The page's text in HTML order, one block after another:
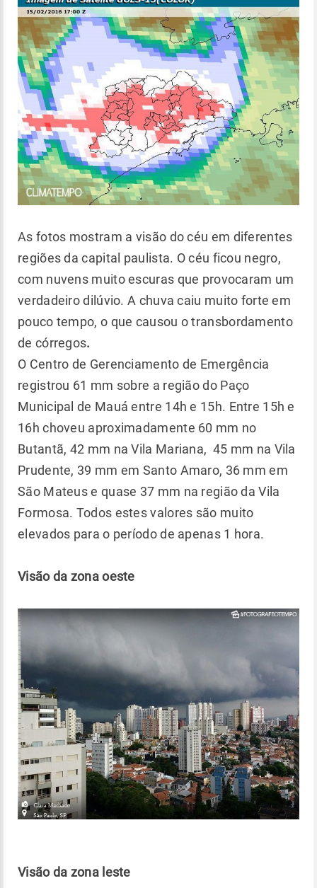
As fotos mostram a visão do céu em diferentes
regiões da capital paulista. O céu ficou negro,
com nuvens muito escuras que provocaram um
verdadeiro dilúvio. A chuva caiu muito forte em
pouco tempo, o que causou o transbordamento
de córregos.
O Centro de Gerenciamento de Emergência
registrou 61 mm sobre a região do Paço
Municipal de Mauá entre 14h e 15h. Entre 15h e
16h choveu aproximadamente 60 mm no
Butantã, 42 mm na Vila Mariana, 45 mm na Vila
Prudente, 39 mm em Santo Amaro, 36 mm em
São Mateus e quase 37 mm na região da Vila
Formosa. Todos estes valores são muito
elevados para o período de apenas 1 hora.
Visão da zona oeste
Visão da zona leste